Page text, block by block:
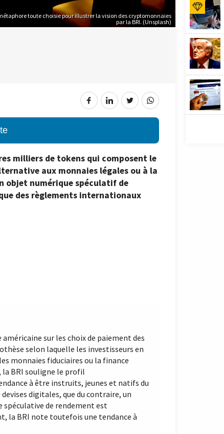
toute choisie pour illustrer la vision des cryptomonnaies
par la BRI. (Unsplash)
milliers de tokens qui composent le
aux monnaies légales ou à la
objet numérique spéculatif de
des règlements internationaux
sur les choix de paiement des
selon laquelle les investisseurs en
monnaies fiduciaires ou la finance
la BRI souligne le profil
à être instruits, jeunes et natifs du
digitales, que du contraire, un
spéculative de rendement est
la BRI note toutefois une tendance à